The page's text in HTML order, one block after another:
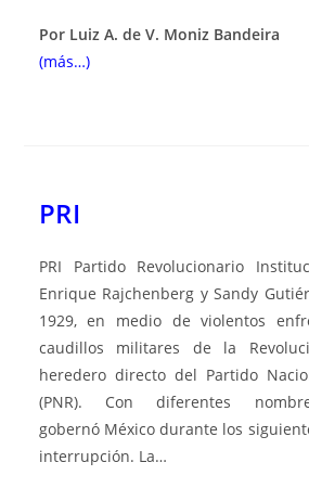
Por Luiz A. de V. Moniz Bandeira
(más…)
PRI
PRI Partido Revolucionario
Enrique Rajchenberg y Sandy
1929, en medio de violentos
caudillos militares de la
heredero directo del Partido
(PNR). Con diferentes
gobernó México durante los
interrupción. La…